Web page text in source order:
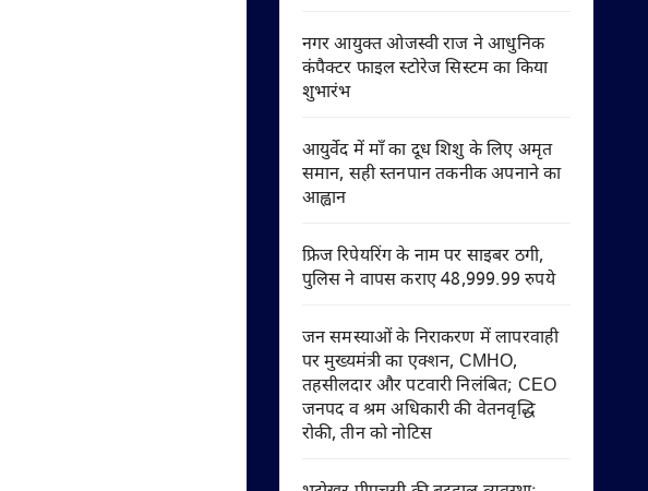
नगर आयुक्त ओजस्वी राज ने आधुनिक
कंपैक्टर फाइल स्टोरेज सिस्टम का किया
शुभारंभ
आयुर्वेद में माँ का दूध शिशु के लिए अमृत
समान, सही स्तनपान तकनीक अपनाने का
आह्वान
फ्रिज रिपेयरिंग के नाम पर साइबर ठगी,
पुलिस ने वापस कराए 48,999.99 रुपये
जन समस्याओं के निराकरण में लापरवाही
पर मुख्यमंत्री का एक्शन, CMHO,
तहसीलदार और पटवारी निलंबित; CEO
जनपद व श्रम अधिकारी की वेतनवृद्धि
रोकी, तीन को नोटिस